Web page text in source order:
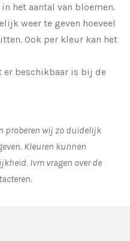
het aantal van bloemen.
weer te geven hoeveel
Ook per kleur kan het
er beschikbaar is bij de
proberen wij zo duidelijk
Kleuren kunnen
Ivm vragen over de